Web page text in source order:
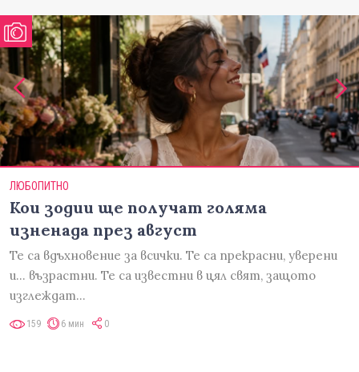
ЛЮБОПИТНО
Кои зодии ще получат голяма
изненада през август
Те са вдъхновение за всички. Те са прекрасни, уверени
и... възрастни. Те са известни в цял свят, защото
изглеждат…
159 6 мин 0